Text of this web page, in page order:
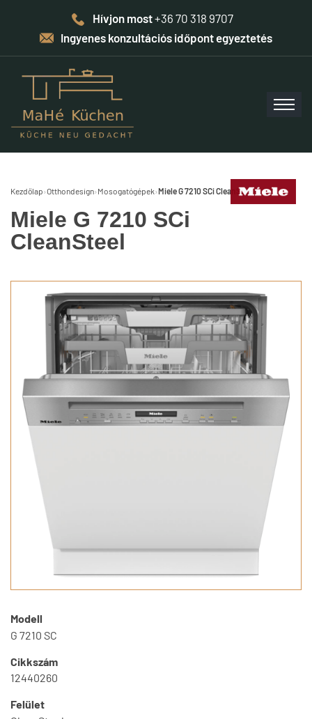
Hívjon most+36 70 318 9707
Ingyenes konzultációs időpont egyeztetés
Kezdőlap›Otthondesign› Mosogatógépek›Miele G 7210 SCi CleanSteel
Miele G 7210 SCi
CleanSteel
Modell
G 7210 SC
Cikkszám
12440260
Felület